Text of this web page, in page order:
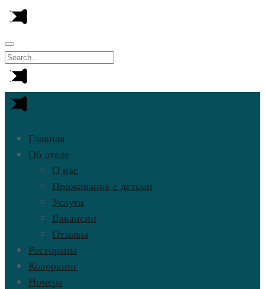
Главная
Об отеле
О нас
Проживание с детьми
Услуги
Вакансии
Отзывы
Рестораны
Коворкинг
Номера